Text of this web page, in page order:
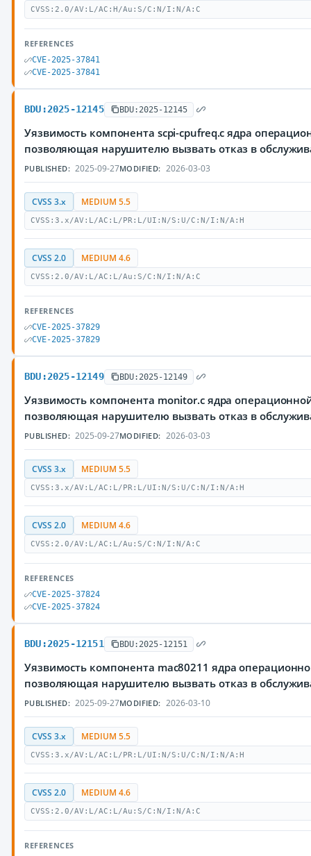
CVSS:2.0/AV:L/AC:H/Au:S/C:N/I:N/A:C
REFERENCES
CVE-2025-37841
CVE-2025-37841
BDU:2025-12145 BDU:2025-12145
Уязвимость компонента scpi-cpufreq.c ядра
позволяющая нарушителю вызвать отказ в
PUBLISHED: 2025-09-27MODIFIED: 2026-03-03
CVSS 3.x MEDIUM 5.5
CVSS:3.x/AV:L/AC:L/PR:L/UI:N/S:U/C:N/I:N/A:H
CVSS 2.0 MEDIUM 4.6
CVSS:2.0/AV:L/AC:L/Au:S/C:N/I:N/A:C
REFERENCES
CVE-2025-37829
CVE-2025-37829
BDU:2025-12149 BDU:2025-12149
Уязвимость компонента monitor.c ядра
позволяющая нарушителю вызвать отказ в
PUBLISHED: 2025-09-27MODIFIED: 2026-03-03
CVSS 3.x MEDIUM 5.5
CVSS:3.x/AV:L/AC:L/PR:L/UI:N/S:U/C:N/I:N/A:H
CVSS 2.0 MEDIUM 4.6
CVSS:2.0/AV:L/AC:L/Au:S/C:N/I:N/A:C
REFERENCES
CVE-2025-37824
CVE-2025-37824
BDU:2025-12151 BDU:2025-12151
Уязвимость компонента mac80211 ядра
позволяющая нарушителю вызвать отказ в
PUBLISHED: 2025-09-27MODIFIED: 2026-03-10
CVSS 3.x MEDIUM 5.5
CVSS:3.x/AV:L/AC:L/PR:L/UI:N/S:U/C:N/I:N/A:H
CVSS 2.0 MEDIUM 4.6
CVSS:2.0/AV:L/AC:L/Au:S/C:N/I:N/A:C
REFERENCES